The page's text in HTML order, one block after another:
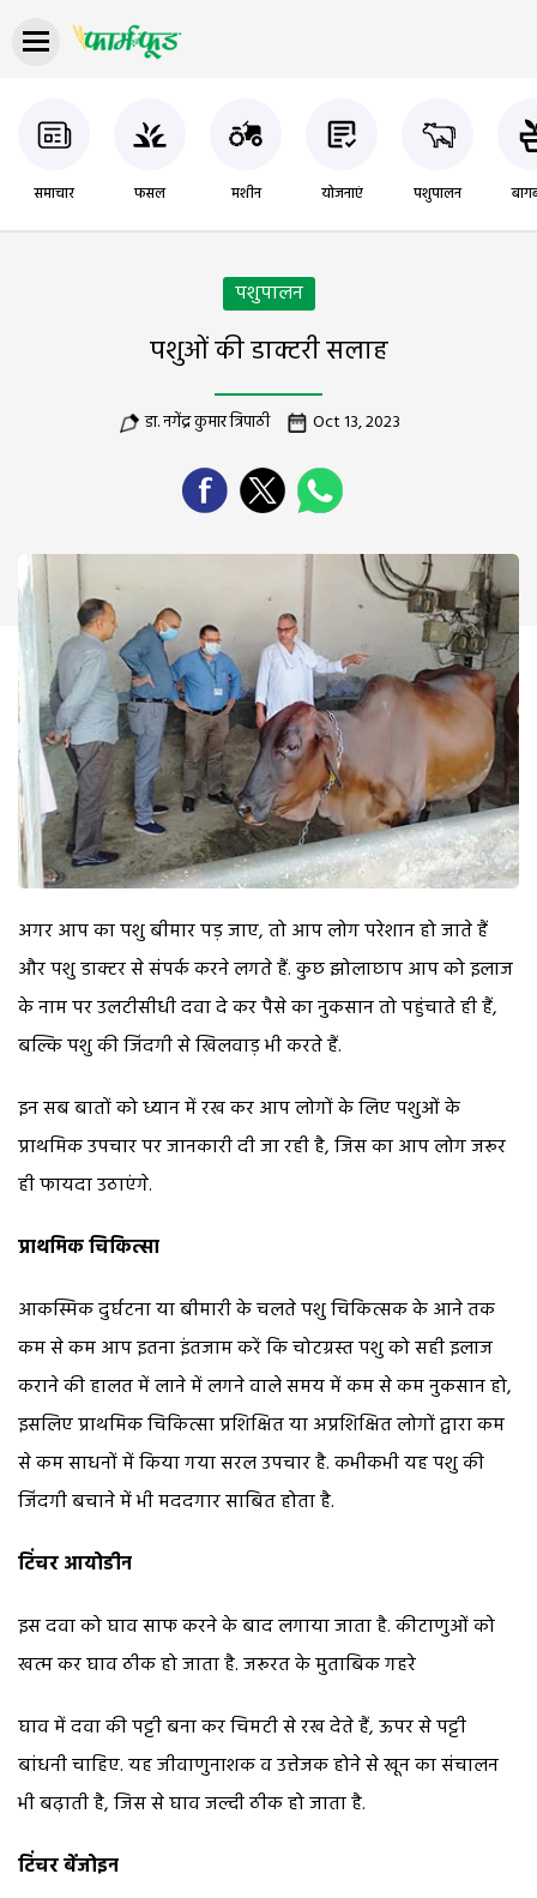
समाचार फसल मशीन योजनाएं पशुपालन
पशुपालन
पशुओं की डाक्टरी सलाह
डा. नगेंद्र कुमार त्रिपाठी Oct 13, 2023
अगर आप का पशु बीमार पड़ जाए, तो आप लोग परेशान हो जाते हैं
और पशु डाक्टर से संपर्क करने लगते हैं. कुछ झोलाछाप आप को इलाज
के नाम पर उलटीसीधी दवा दे कर पैसे का नुकसान तो पहुंचाते ही हैं,
बल्कि पशु की जिंदगी से खिलवाड़ भी करते हैं.
इन सब बातों को ध्यान में रख कर आप लोगों के लिए पशुओं के
प्राथमिक उपचार पर जानकारी दी जा रही है, जिस का आप लोग जरूर
ही फायदा उठाएंगे.
प्राथमिक चिकित्सा
आकस्मिक दुर्घटना या बीमारी के चलते पशु चिकित्सक के आने तक
कम से कम आप इतना इंतजाम करें कि चोटग्रस्त पशु को सही इलाज
कराने की हालत में लाने में लगने वाले समय में कम से कम नुकसान हो,
इसलिए प्राथमिक चिकित्सा प्रशिक्षित या अप्रशिक्षित लोगों द्वारा कम
से कम साधनों में किया गया सरल उपचार है. कभीकभी यह पशु की
जिंदगी बचाने में भी मददगार साबित होता है.
टिंचर आयोडीन
इस दवा को घाव साफ करने के बाद लगाया जाता है. कीटाणुओं को
खत्म कर घाव ठीक हो जाता है. जरूरत के मुताबिक गहरे
घाव में दवा की पट्टी बना कर चिमटी से रख देते हैं, ऊपर से पट्टी
बांधनी चाहिए. यह जीवाणुनाशक व उत्तेजक होने से खून का संचालन
भी बढ़ाती है, जिस से घाव जल्दी ठीक हो जाता है.
टिंचर बेंजोइन